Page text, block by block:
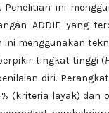
ini
ADDIE yang
ini menggunakan
tingkat tinggi (
diri.
(kriteria layak) dan